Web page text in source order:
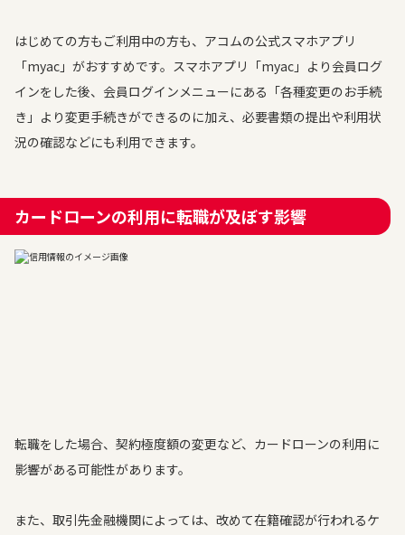
はじめての方もご利用中の方も、アコムの公式スマホアプリ
「myac」がおすすめです。スマホアプリ「myac」より会員ログ
インをした後、会員ログインメニューにある「各種変更のお手続
き」より変更手続きができるのに加え、必要書類の提出や利用状
況の確認などにも利用できます。
カードローンの利用に転職が及ぼす影響
転職をした場合、契約極度額の変更など、カードローンの利用に
影響がある可能性があります。
また、取引先金融機関によっては、改めて在籍確認が行われるケ